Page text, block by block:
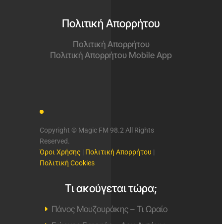
Πολιτική Απορρήτου
Πολιτική Απορρήτου
Πολιτική Απορρήτου Mobile App
Copyright © Magic FM 98.2 All Rights
Reserved.
Όροι Χρήσης | Πολιτική Απορρήτου |
Πολιτική Cookies
Τι ακούγεται τώρα;
Πάνος Μουζουράκης – Τι Ωραίο